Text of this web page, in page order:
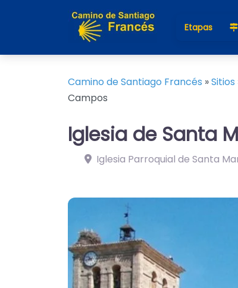
Etapas
Camino de Santiago Francés »Sitios
Campos
Iglesia de Santa
Iglesia Parroquial de Santa